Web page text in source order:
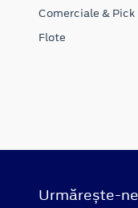
Comerciale & Pick
Flote
Urmărește-ne